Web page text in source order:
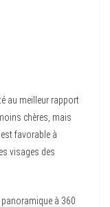
au meilleur rapport
chères, mais
favorable à
visages des
à 360